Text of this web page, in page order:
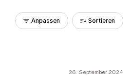
Anpassen Sortieren
26. September 2024